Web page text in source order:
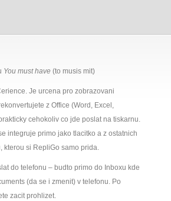
You must have (to musis mit)
Je urcena pro zobrazovani
z Office (Word, Excel,
cehokoliv co jde poslat na tiskarnu.
integruje primo jako tlacitko a z ostatnich
kterou si RepliGo samo prida.
do telefonu – budto primo do Inboxu kde
(da se i zmenit) v telefonu. Po
zacit prohlizet.